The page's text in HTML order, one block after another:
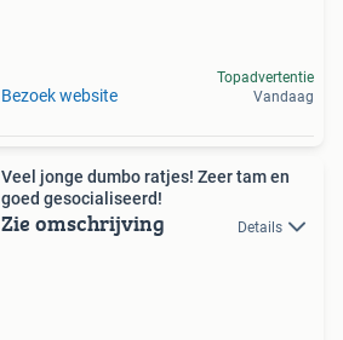
Bezoek website
Topadvertentie
Vandaag
Veel jonge dumbo ratjes! Zeer tam en
goed gesocialiseerd!
Zie omschrijving Details